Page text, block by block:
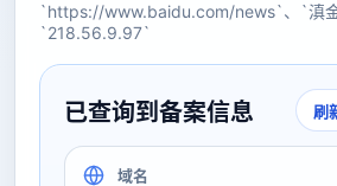
`https://www.baidu.com/news`、`滇金
`218.56.9.97`
已查询到备案信息 刷
域名